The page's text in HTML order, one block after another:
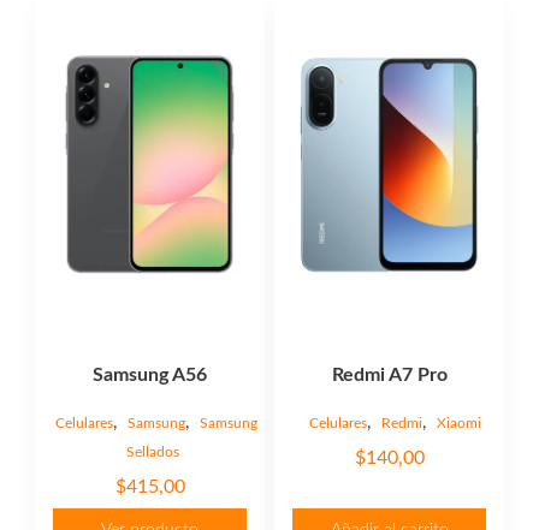
Samsung A56
Celulares, Samsung,
Samsung
Sellados
$415,00
Redmi A7 Pro
Celulares, Redmi, Xiaomi
$140,00